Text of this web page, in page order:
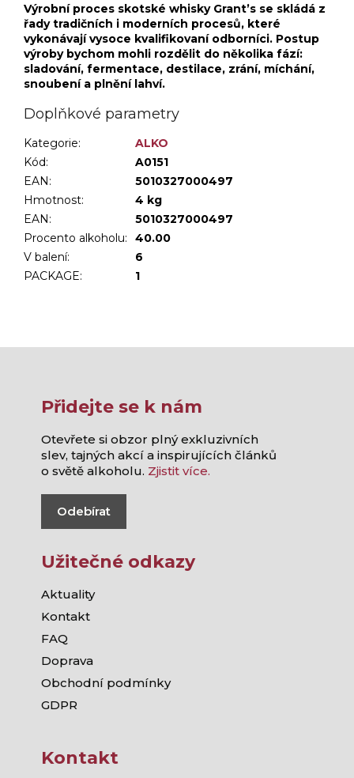
Výrobní proces skotské whisky Grant’s se skládá z
řady tradičních i moderních procesů, které
vykonávají vysoce kvalifikovaní odborníci. Postup
výroby bychom mohli rozdělit do několika fází:
sladování, fermentace, destilace, zrání, míchání,
snoubení a plnění lahví.
Doplňkové parametry
Kategorie:
ALKO
Kód:
A0151
EAN:
5010327000497
Hmotnost:
4 kg
EAN:
5010327000497
Procento alkoholu:
40.00
V balení:
6
PACKAGE: 1
Přidejte se k nám
Otevřete si obzor plný exkluzivních
slev, tajných akcí a inspirujících článků
o světě alkoholu. Zjistit více.
Odebírat
Užitečné odkazy
Aktuality
Kontakt
FAQ
Doprava
Obchodní podmínky
GDPR
Kontakt